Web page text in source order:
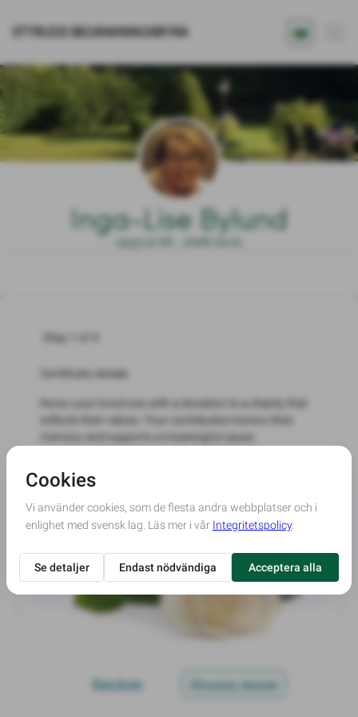
STYRUDS BEGRAVNINGSBYRÅ
Inga-Lise Bylund
1933.12.06 - 2026.04.01